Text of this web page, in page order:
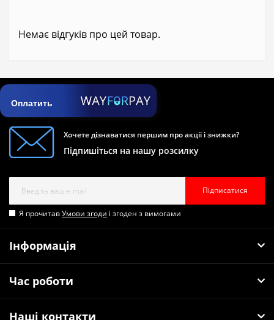
Немає відгуків про цей товар.
Оплатить
Хочете дізнаватися першим про акції і знижки?
Підпишіться на нашу розсилку
Підписатися
Я прочитавУмови згоди і згоден з вимогами
Інформація
Час роботи
Наші контакти